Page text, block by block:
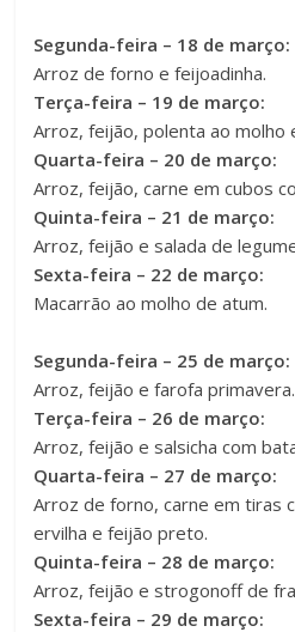
Segunda-feira – 18 de março:
Arroz de forno e feijoadinha.
Terça-feira – 19 de março:
Arroz, feijão, polenta ao molho
Quarta-feira – 20 de março:
Arroz, feijão, carne em cubos
Quinta-feira – 21 de março:
Arroz, feijão e salada de
Sexta-feira – 22 de março:
Macarrão ao molho de atum.
Segunda-feira – 25 de março:
Arroz, feijão e farofa primavera.
Terça-feira – 26 de março:
Arroz, feijão e salsicha com
Quarta-feira – 27 de março:
Arroz de forno, carne em tiras
ervilha e feijão preto.
Quinta-feira – 28 de março:
Arroz, feijão e strogonoff de
Sexta-feira – 29 de março: